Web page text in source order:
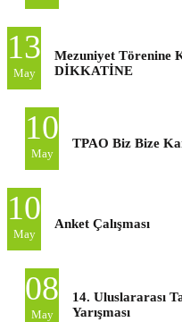
13
May
Mezuniyet Törenine
DİKKATİNE
10
May
TPAO Biz Bize
10
May
Anket Çalışması
08
May
14. Uluslararası
Yarışması